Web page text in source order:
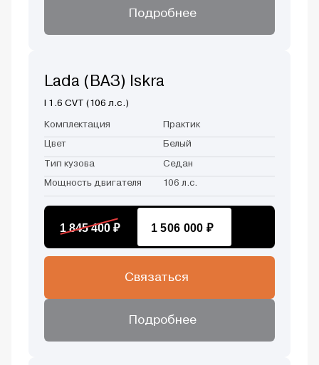
Подробнее
Lada (ВАЗ) Iskra
I 1.6 CVT (106 л.с.)
Комплектация Практик
Цвет Белый
Тип кузова Седан
Мощность двигателя 106 л.с.
1 845 400 ₽ 1 506 000 ₽
Связаться
Подробнее